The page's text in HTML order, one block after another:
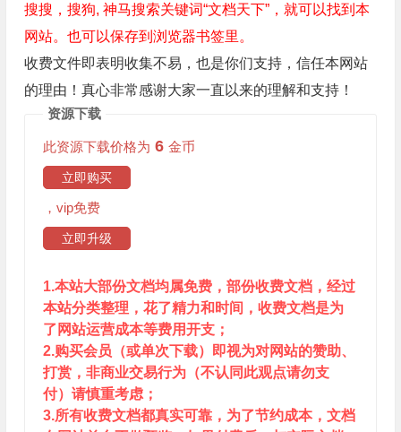
搜搜，搜狗, 神马搜索关键词“文档天下”，就可以找到本
网站。也可以保存到浏览器书签里。
收费文件即表明收集不易，也是你们支持，信任本网站
的理由！真心非常感谢大家一直以来的理解和支持！
资源下载
此资源下载价格为 6 金币
立即购买
，vip免费
立即升级
1.本站大部份文档均属免费，部份收费文档，经过
本站分类整理，花了精力和时间，收费文档是为
了网站运营成本等费用开支；
2.购买会员（或单次下载）即视为对网站的赞助、
打赏，非商业交易行为（不认同此观点请勿支
付）请慎重考虑；
3.所有收费文档都真实可靠，为了节约成本，文档